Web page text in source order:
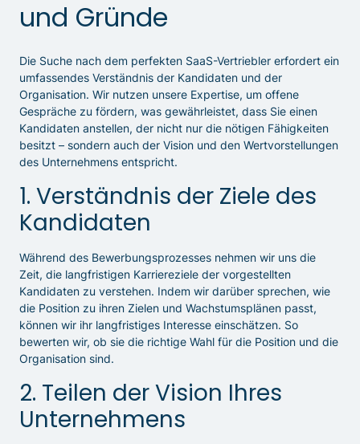
und Gründe
Die Suche nach dem perfekten SaaS-Vertriebler erfordert ein
umfassendes Verständnis der Kandidaten und der
Organisation. Wir nutzen unsere Expertise, um offene
Gespräche zu fördern, was gewährleistet, dass Sie einen
Kandidaten anstellen, der nicht nur die nötigen Fähigkeiten
besitzt – sondern auch der Vision und den Wertvorstellungen
des Unternehmens entspricht.
1. Verständnis der Ziele des
Kandidaten
Während des Bewerbungsprozesses nehmen wir uns die
Zeit, die langfristigen Karriereziele der vorgestellten
Kandidaten zu verstehen. Indem wir darüber sprechen, wie
die Position zu ihren Zielen und Wachstumsplänen passt,
können wir ihr langfristiges Interesse einschätzen. So
bewerten wir, ob sie die richtige Wahl für die Position und die
Organisation sind.
2. Teilen der Vision Ihres
Unternehmens